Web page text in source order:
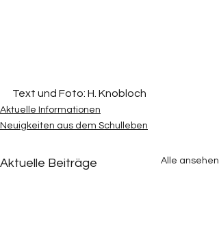
Text und Foto: H. Knobloch
Aktuelle Informationen
Neuigkeiten aus dem Schulleben
Aktuelle Beiträge Alle ansehen